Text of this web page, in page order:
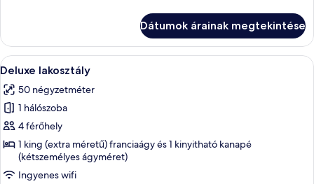
részletei
Dátumok árainak megtekintése
A
következő
szoba
összes
képének
megtekintése:
Deluxe
lakosztály
Egy igényesen berendezett
4
Deluxe lakosztály
50 négyzetméter
1 hálószoba
4 férőhely
1 king (extra méretű) franciaágy és 1 kinyitható kanapé
(kétszemélyes ágyméret)
Ingyenes wifi